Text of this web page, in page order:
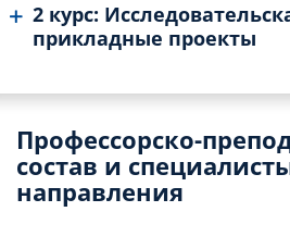
2 курс:
прикладные проекты
Профессорско-
состав и
направления